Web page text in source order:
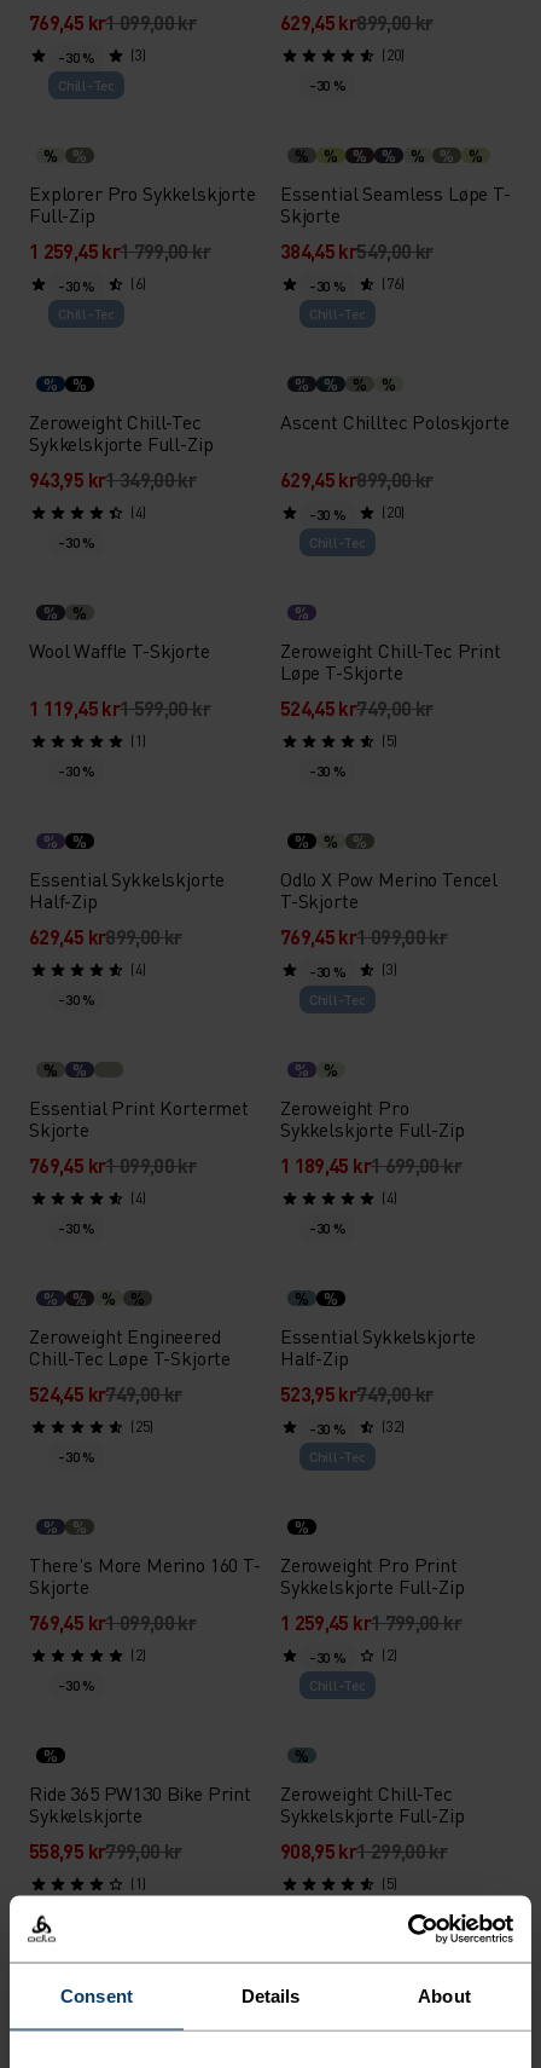
Consent Details About
769,45 kr1 099,00 kr
(3)
629,45 kr899,00 kr
(20)
-30 %
Chill-Tec
% %
Explorer Pro Sykkelskjorte
Full-Zip
1 259,45 kr1 799,00 kr
(6)
-30 %
% % % % % % %
Essential Seamless Løpe T-
Skjorte
384,45 kr549,00 kr
(76)
-30 %
Chill-Tec
% %
Zeroweight Chill-Tec
Sykkelskjorte Full-Zip
943,95 kr1 349,00 kr
(4)
-30 %
Chill-Tec
% % % %
Ascent Chilltec Poloskjorte
629,45 kr899,00 kr
(20)
-30 %
% %
Wool Waffle T-Skjorte
1 119,45 kr1 599,00 kr
(1)
-30 %
Chill-Tec
%
Zeroweight Chill-Tec Print
Løpe T-Skjorte
524,45 kr749,00 kr
(5)
-30 %
% %
Essential Sykkelskjorte
Half-Zip
629,45 kr899,00 kr
(4)
-30 %
% % %
Odlo X Pow Merino Tencel
T-Skjorte
769,45 kr1 099,00 kr
(3)
-30 %
% %
Essential Print Kortermet
Skjorte
769,45 kr1 099,00 kr
(4)
-30 %
Chill-Tec
% %
Zeroweight Pro
Sykkelskjorte Full-Zip
1 189,45 kr1 699,00 kr
(4)
-30 %
% % % %
Zeroweight Engineered
Chill-Tec Løpe T-Skjorte
524,45 kr749,00 kr
(25)
-30 %
% %
Essential Sykkelskjorte
Half-Zip
523,95 kr749,00 kr
(32)
-30 %
% %
There's More Merino 160 T-
Skjorte
769,45 kr1 099,00 kr
(2)
-30 %
Chill-Tec
%
Zeroweight Pro Print
Sykkelskjorte Full-Zip
1 259,45 kr1 799,00 kr
(2)
-30 %
%
Ride 365 PW130 Bike Print
Sykkelskjorte
558,95 kr799,00 kr
(1)
-30 %
Chill-Tec
%
Zeroweight Chill-Tec
Sykkelskjorte Full-Zip
908,95 kr1 299,00 kr
(5)